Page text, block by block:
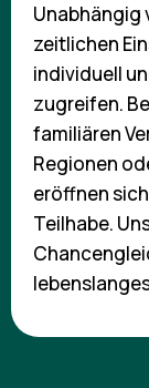
Unabhängig
zeitlichen
individuell
zugreifen.
familiären
Regionen
eröffnen
Teilhabe.